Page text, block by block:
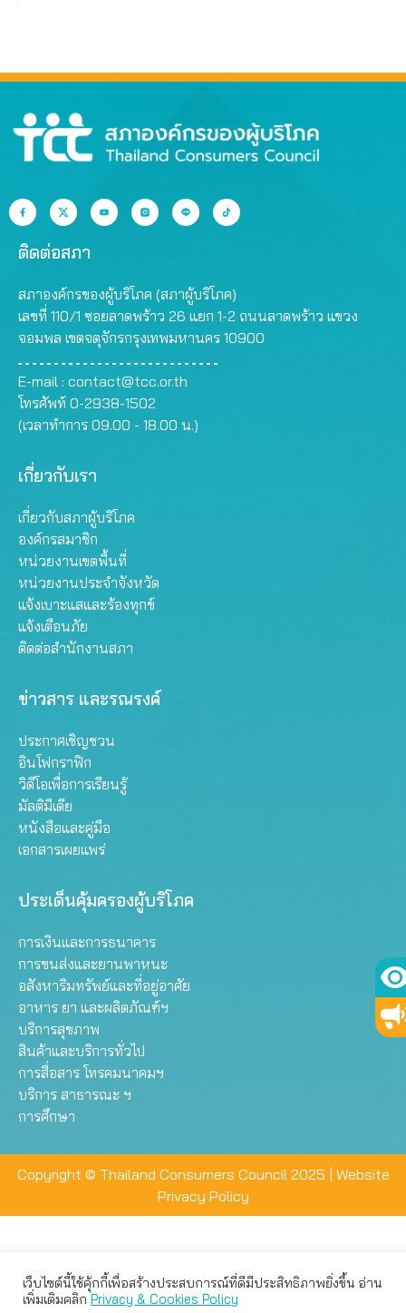
ติดต่อสภา
สภาองค์กรของผู้บริโภค (สภาผู้บริโภค)
เลขที่ 110/1 ซอยลาดพร้าว 26 แยก 1-2 ถนนลาดพร้าว แขวง
จอมพล เขตจตุจักรกรุงเทพมหานคร 10900
E-mail : contact@tcc.or.th
โทรศัพท์ 0-2938-1502
(เวลาทำการ 09.00 - 18.00 น.)
เกี่ยวกับเรา
เกี่ยวกับสภาผู้บริโภค
องค์กรสมาชิก
หน่วยงานเขตพื้นที่
หน่วยงานประจำจังหวัด
แจ้งเบาะแสและร้องทุกข์
แจ้งเตือนภัย
ติดต่อสำนักงานสภา
ข่าวสาร และรณรงค์
ประกาศเชิญชวน
อินโฟกราฟิก
วิดีโอเพื่อการเรียนรู้
มัลติมีเดีย
หนังสือและคู่มือ
เอกสารเผยแพร่
ประเด็นคุ้มครองผู้บริโภค
การเงินและการธนาคาร
การขนส่งและยานพาหนะ
อสังหาริมทรัพย์และที่อยู่อาศัย
อาหาร ยา และผลิตภัณฑ์ฯ
บริการสุขภาพ
สินค้าและบริการทั่วไป
การสื่อสาร โทรคมนาคมฯ
บริการ สาธารณะ ฯ
การศึกษา
Copyright © Thailand Consumers Council 2025 | Website
Privacy Policy
เว็บไซต์นี้ใช้คุ้กกี้เพื่อสร้างประสบการณ์ที่ดีมีประสิทธิภาพยิ่งขึ้น อ่าน
เพิ่มเติมคลิกPrivacy & Cookies Policy
เว็บไซต์นี้ใช้คุกกี้เพื่อมอบประสบการณ์การใช้งานที่ดีให้แก่ท่าน คุณ